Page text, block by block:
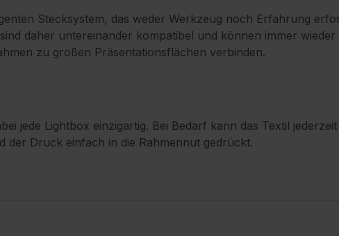
Stecksystem, das weder Werkzeug noch Erfahrung
daher untereinander kompatibel und können immer
zu großen Präsentationsflächen verbinden.
jede Lightbox einzigartig. Bei Bedarf kann das Textil
der Druck einfach in die Rahmennut gedrückt.